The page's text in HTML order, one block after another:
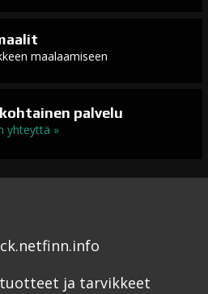
maalaamiseen
palvelu
yhteyttä »
ja tarvikkeet